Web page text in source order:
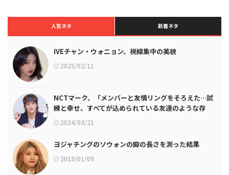
人気ネタ 新着ネタ
IVEチャン・ウォニョン、視線集中の美貌
2025/02/11
NCTマーク、「メンバーと友情リングをそろえた…試
練と幸せ、すべてが込められている友達のような存
在」2024/03/21
ヨジャチングのソウォンの脚の長さを測った結果
2019/01/09